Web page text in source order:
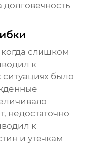
долговечность
слишком
к
было
недостаточно
к
и утечкам